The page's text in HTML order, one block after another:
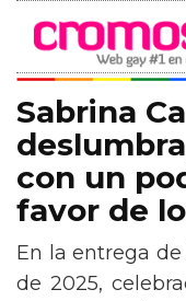
Sabrina
con un
favor de
En la entrega
de 2025,